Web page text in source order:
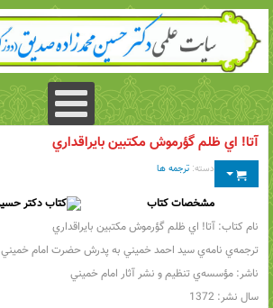
آتا! اي ظلم گؤرموش مكتبين بايراقداري
دسته: ترجمه ها
مشخصات کتاب
نام كتاب: آتا! اي ظلم گؤرموش مكتبين بايراقداري
ترجمه‌ي نامه‌ي سيد احمد خميني به پدرش حضرت امام خميني
ناشر: مؤسسه‌ي تنظيم و نشر آثار امام خميني
سال نشر: 1372